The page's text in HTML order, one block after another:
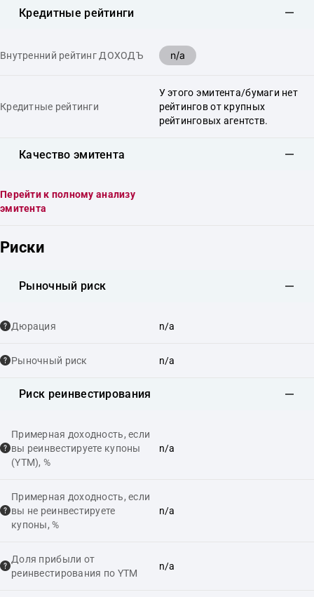
Кредитные рейтинги
Внутренний рейтинг ДОХОДЪ n/a
Кредитные рейтинги
У этого эмитента/бумаги нет
рейтингов от крупных
рейтинговых агентств.
Качество эмитента
Перейти к полному анализу
эмитента
Риски
Рыночный риск
Дюрация n/a
Рыночный риск n/a
Риск реинвестирования
Примерная доходность, если
вы реинвестируете купоны
(YTM), %
n/a
Примерная доходность, если
вы не реинвестируете
купоны, %
n/a
Доля прибыли от
реинвестирования по YTM
n/a